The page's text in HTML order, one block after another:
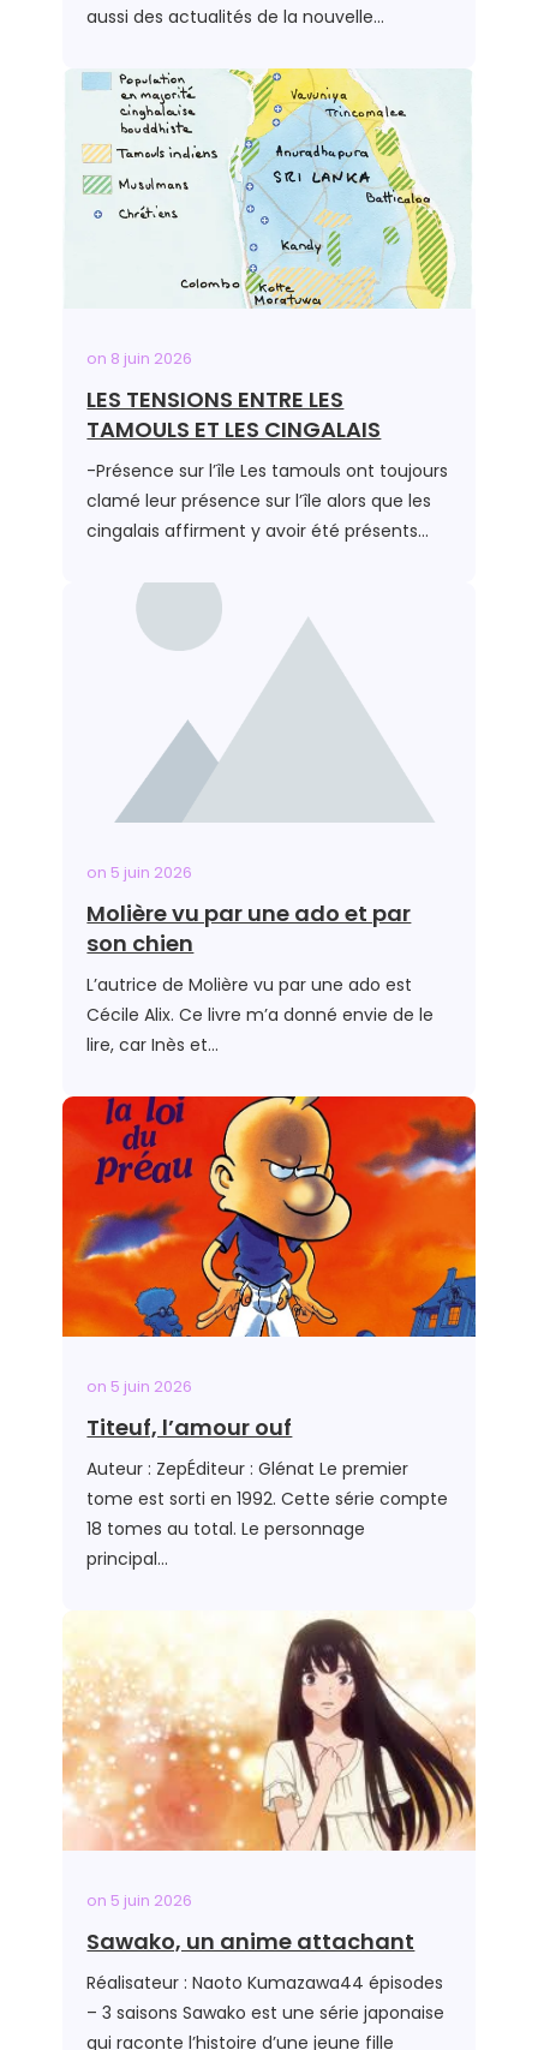
aussi des actualités de la nouvelle…
on 8 juin 2026
LES TENSIONS ENTRE LES
TAMOULS ET LES CINGALAIS
-Présence sur l’île Les tamouls ont toujours
clamé leur présence sur l’île alors que les
cingalais affirment y avoir été présents…
on 5 juin 2026
Molière vu par une ado et par
son chien
L’autrice de Molière vu par une ado est
Cécile Alix. Ce livre m’a donné envie de le
lire, car Inès et…
on 5 juin 2026
Titeuf, l’amour ouf
Auteur : ZepÉditeur : Glénat Le premier
tome est sorti en 1992. Cette série compte
18 tomes au total. Le personnage
principal…
on 5 juin 2026
Sawako, un anime attachant
Réalisateur : Naoto Kumazawa44 épisodes
– 3 saisons Sawako est une série japonaise
qui raconte l’histoire d’une jeune fille